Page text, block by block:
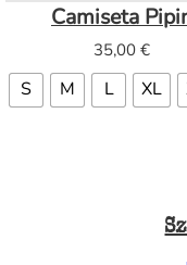
Camiseta
35,00 €
S M L XL